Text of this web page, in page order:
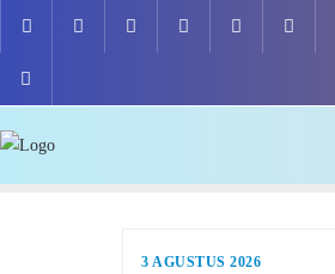
content
3 AGUSTUS 2026